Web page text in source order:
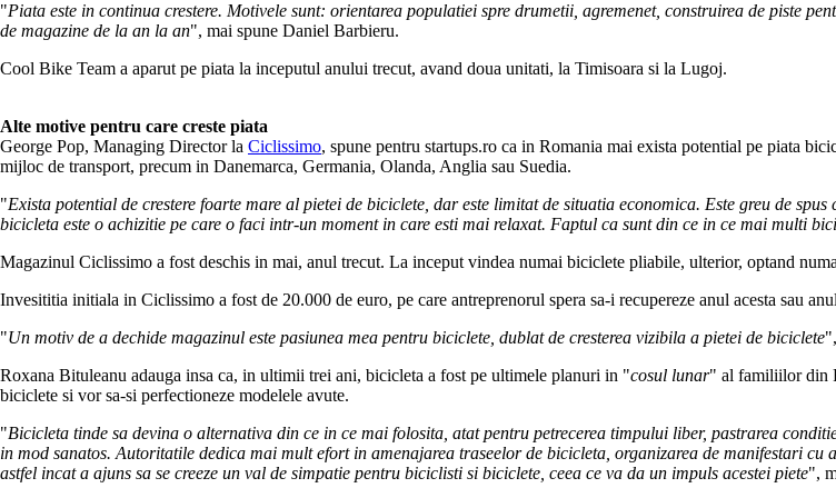
"Piata este in continua crestere. Motivele sunt: orientarea populatiei spre drumetii, agremenet, construirea de piste
de magazine de la an la an", mai spune Daniel Barbieru.
Cool Bike Team a aparut pe piata la inceputul anului trecut, avand doua unitati, la Timisoara si la Lugoj.
Alte motive pentru care creste piata
George Pop, Managing Director la Ciclissimo, spune pentru startups.ro ca in Romania mai exista potential pe piata
mijloc de transport, precum in Danemarca, Germania, Olanda, Anglia sau Suedia.
"Exista potential de crestere foarte mare al pietei de biciclete, dar este limitat de situatia economica. Este greu de
bicicleta este o achizitie pe care o faci intr-un moment in care esti mai relaxat. Faptul ca sunt din ce in ce mai multi
Magazinul Ciclissimo a fost deschis in mai, anul trecut. La inceput vindea numai biciclete pliabile, ulterior, optand
Invesititia initiala in Ciclissimo a fost de 20.000 de euro, pe care antreprenorul spera sa-i recupereze anul acesta sau
"Un motiv de a dechide magazinul este pasiunea mea pentru biciclete, dublat de cresterea vizibila a pietei de biciclete
Roxana Bituleanu adauga insa ca, in ultimii trei ani, bicicleta a fost pe ultimele planuri in "cosul lunar" al familiilor din
biciclete si vor sa-si perfectioneze modelele avute.
"Bicicleta tinde sa devina o alternativa din ce in ce mai folosita, atat pentru petrecerea timpului liber, pastrarea
in mod sanatos. Autoritatile dedica mai mult efort in amenajarea traseelor de bicicleta, organizarea de manifestari
astfel incat a ajuns sa se creeze un val de simpatie pentru biciclisti si biciclete, ceea ce va da un impuls acestei piete",